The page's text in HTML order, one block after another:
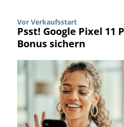
Vor Verkaufsstart
Psst! Google Pixel 11
Bonus sichern